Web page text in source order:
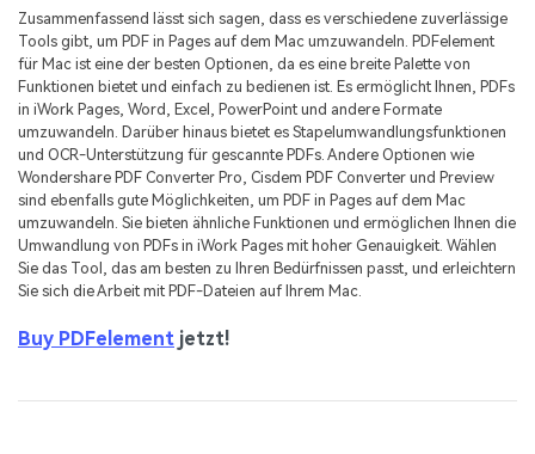
Zusammenfassend lässt sich sagen, dass es verschiedene zuverlässige
Tools gibt, um PDF in Pages auf dem Mac umzuwandeln. PDFelement
für Mac ist eine der besten Optionen, da es eine breite Palette von
Funktionen bietet und einfach zu bedienen ist. Es ermöglicht Ihnen, PDFs
in iWork Pages, Word, Excel, PowerPoint und andere Formate
umzuwandeln. Darüber hinaus bietet es Stapelumwandlungsfunktionen
und OCR-Unterstützung für gescannte PDFs. Andere Optionen wie
Wondershare PDF Converter Pro, Cisdem PDF Converter und Preview
sind ebenfalls gute Möglichkeiten, um PDF in Pages auf dem Mac
umzuwandeln. Sie bieten ähnliche Funktionen und ermöglichen Ihnen die
Umwandlung von PDFs in iWork Pages mit hoher Genauigkeit. Wählen
Sie das Tool, das am besten zu Ihren Bedürfnissen passt, und erleichtern
Sie sich die Arbeit mit PDF-Dateien auf Ihrem Mac.
Buy PDFelement jetzt!